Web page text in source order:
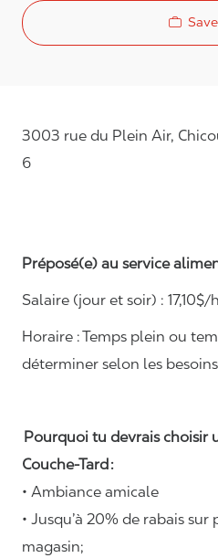
3003 rue du Plein Air,
6
Préposé(e) au service
Salaire (jour et soir) :
Horaire : Temps plein ou
déterminer selon les
Pourquoi tu devrais choisir
Couche-Tard :
• Ambiance amicale
• Jusqu’à 20% de rabais
magasin;